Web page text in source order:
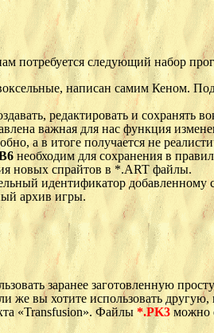
потребуется следующий набор
написан самим Кеном.
редактировать и сохранять
важная для нас функция
а в итоге получается не
необходим для сохранения в
новых спрайтов в *.ART файлы.
идентификатор добавленному
архив игры.
заранее заготовленную
же вы хотите использовать
«Transfusion». Файлы *.PK3можно